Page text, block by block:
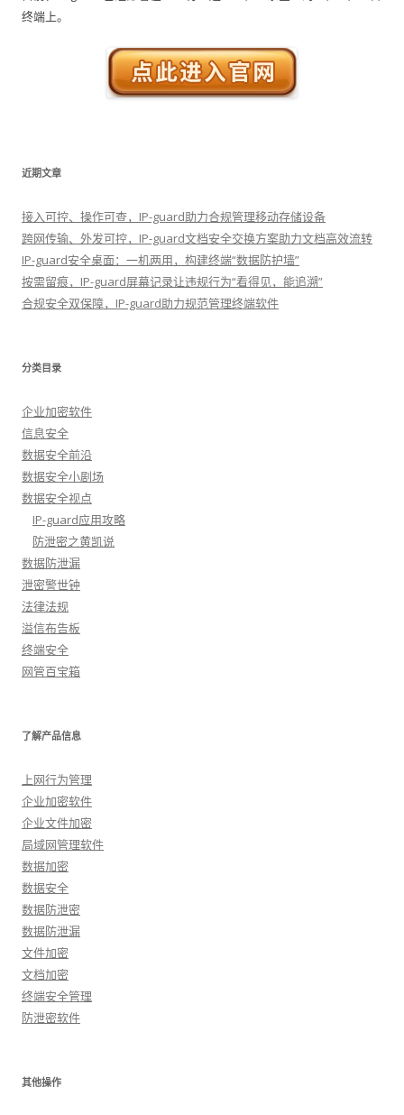
终端上。
近期文章
接入可控、操作可查，IP-guard助力合规管理移动存储设备
跨网传输、外发可控，IP-guard文档安全交换方案助力文档高效流转
IP-guard安全桌面：一机两用，构建终端“数据防护墙”
按需留痕，IP-guard屏幕记录让违规行为“看得见，能追溯”
合规安全双保障，IP-guard助力规范管理终端软件
分类目录
企业加密软件
信息安全
数据安全前沿
数据安全小剧场
数据安全视点
IP-guard应用攻略
防泄密之黄凯说
数据防泄漏
泄密警世钟
法律法规
溢信布告板
终端安全
网管百宝箱
了解产品信息
上网行为管理
企业加密软件
企业文件加密
局域网管理软件
数据加密
数据安全
数据防泄密
数据防泄漏
文件加密
文档加密
终端安全管理
防泄密软件
其他操作